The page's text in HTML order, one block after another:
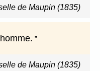
de Maupin (1835)
de Maupin (1835)